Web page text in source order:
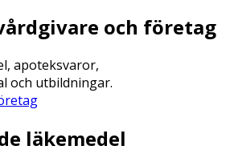
och företag
apoteksvaror,
och utbildningar.
läkemedel